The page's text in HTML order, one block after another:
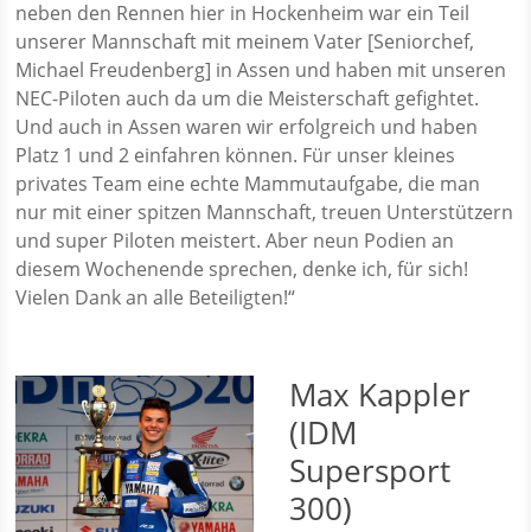
neben den Rennen hier in Hockenheim war ein Teil
unserer Mannschaft mit meinem Vater [Seniorchef,
Michael Freudenberg] in Assen und haben mit unseren
NEC-Piloten auch da um die Meisterschaft gefightet.
Und auch in Assen waren wir erfolgreich und haben
Platz 1 und 2 einfahren können. Für unser kleines
privates Team eine echte Mammutaufgabe, die man
nur mit einer spitzen Mannschaft, treuen Unterstützern
und super Piloten meistert. Aber neun Podien an
diesem Wochenende sprechen, denke ich, für sich!
Vielen Dank an alle Beteiligten!“
Max Kappler
(IDM
Supersport
300)